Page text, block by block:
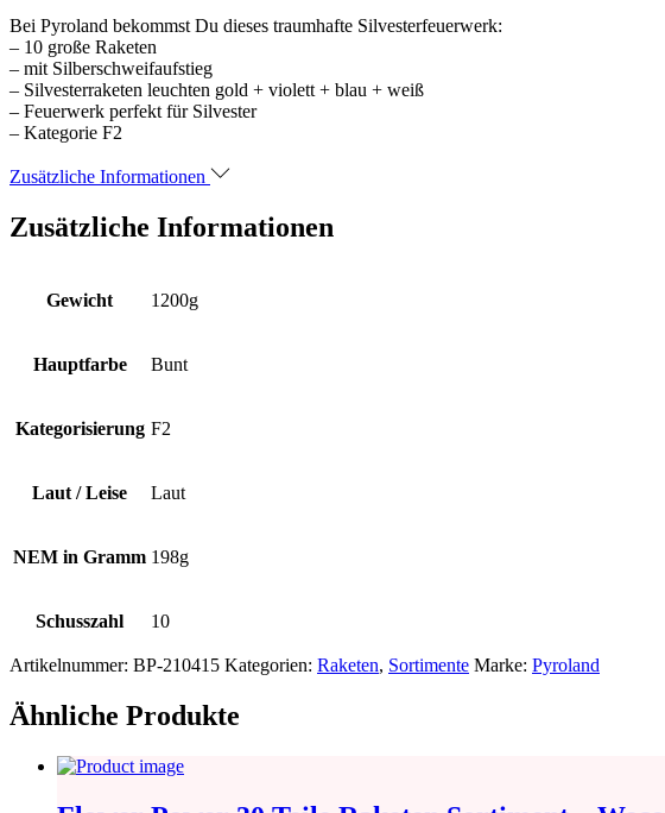
Bei Pyroland bekommst Du dieses traumhafte Silvesterfeuerwerk:
– 10 große Raketen
– mit Silberschweifaufstieg
– Silvesterraketen leuchten gold + violett + blau + weiß
– Feuerwerk perfekt für Silvester
– Kategorie F2
Zusätzliche Informationen
Zusätzliche Informationen
Gewicht 1200g
Hauptfarbe Bunt
Kategorisierung F2
Laut / Leise Laut
NEM in Gramm 198g
Schusszahl 10
Artikelnummer: BP-210415 Kategorien: Raketen, Sortimente Marke: Pyroland
Ähnliche Produkte